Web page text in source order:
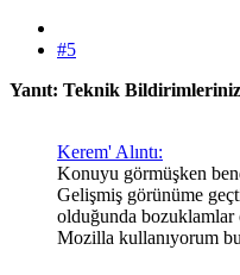
#5
Yanıt: Teknik Bildirimleriniz
Kerem' Alıntı:
Konuyu görmüşken
Gelişmiş görünüme
olduğunda bozuklamlar
Mozilla kullanıyorum